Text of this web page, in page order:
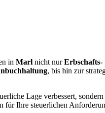
in Marl nicht nurErbschafts-
, bis hin zur
Lage verbessert,
für Ihre steuerlichen